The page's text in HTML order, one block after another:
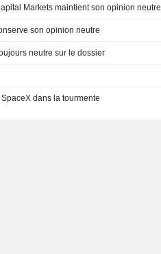
INC. : RBC Capital Markets maintient son opinion neutre
INC. : UBS conserve son opinion neutre
INC. : Baird toujours neutre sur le dossier
dans la tourmente